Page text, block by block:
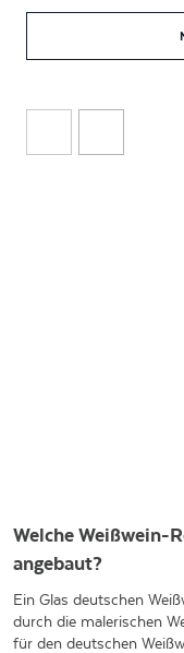
Welche Weißwein-
angebaut?
Ein Glas deutschen
durch die malerischen
für den deutschen